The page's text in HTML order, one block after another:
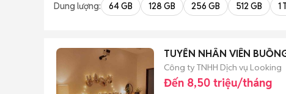
Dung lượng: 64 GB 128 GB 256 GB 512 GB 1
TUYỂN NHÂN VIÊN
Công ty TNHH Dịch vụ Looking
Đến 8,50 triệu/tháng